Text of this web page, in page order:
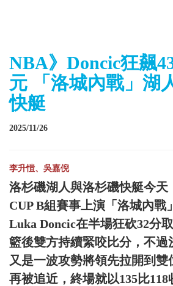
NBA》Doncic狂飆
元 「洛城內戰」湖
快艇
2025/11/26
李升愷、吳嘉倪
洛杉磯湖人與洛杉磯快艇今天
CUP B組賽事上演「洛城內戰
Luka Doncic在半場狂砍32分
籃後雙方持續緊咬比分，不過
又是一波攻勢將領先拉開到雙
再被追近，終場就以135比118